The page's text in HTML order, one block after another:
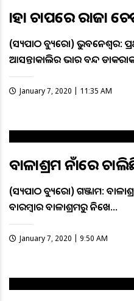
କାହା ଚାପରେ ରାଜା
(ସତ୍ୟପାଠ ବ୍ୟୁରୋ) ଭୁବନେଶ୍ବର:
ଆସନ୍ତାକାଲିର ଭାରତ ବନ୍ଦ
January 7, 2020 | 11:35 AM
ବାଳାଶ୍ରମ ନାଁରେ ଚାଲିଛି
(ସତ୍ୟପାଠ ବ୍ୟୁରୋ) ଗଞ୍ଜାମ:
ବାରମ୍ବାର ବାଳାଶ୍ରମରୁ ନିଖେ…
January 7, 2020 | 9:50 AM